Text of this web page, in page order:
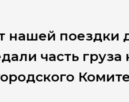
нашей поездки
часть